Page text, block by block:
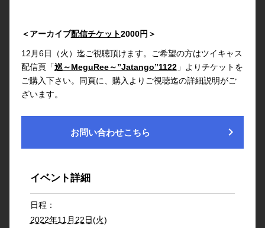
＜アーカイブ配信チケット2000円＞
12月6日（火）迄ご視聴頂けます。ご希望の方はツイキャス
配信頁「巡～MeguRee～”Jatango”1122」よりチケットを
ご購入下さい。同頁に、購入よりご視聴迄の詳細説明がご
ざいます。
お問い合わせこちら chevron_right
イベント詳細
日程：
2022年11月22日(火)